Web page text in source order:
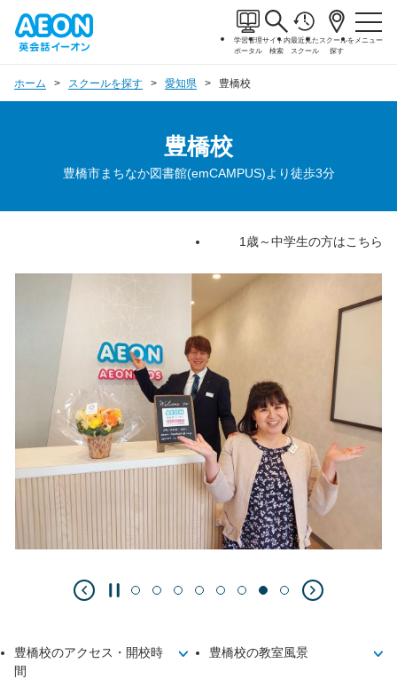
学習管理
ポータル
サイト内
検索
最近見た
スクール
スクールを
探す
メニュー
ホーム スクールを探す 愛知県 豊橋校
豊橋校
豊橋市まちなか図書館(emCAMPUS)より徒歩3分
1歳～中学生の方はこちら
豊橋校のアクセス・開校時
間
豊橋校の教室風景